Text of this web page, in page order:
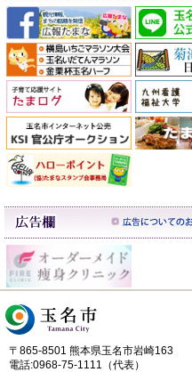
〒865-8501 熊本県玉名市岩崎163
電話:0968-75-1111（代表）